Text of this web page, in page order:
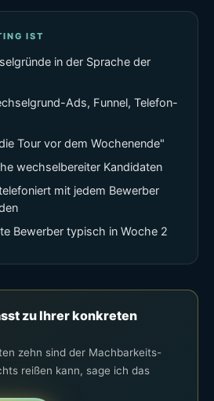
IST
in der Sprache der
Ads, Funnel, Telefon-
Tour vor dem Wochenende"
wechselbereiter Kandidaten
mit jedem Bewerber
Bewerber typisch in Woche 2
zu Ihrer konkreten
zehn sind der Machbarkeits-
reißen kann, sage ich das